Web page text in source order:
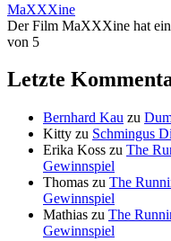
MaXXXine
Der Film MaXXXine hat
von 5
Letzte
Bernhard Kau zu
Kitty zu Schmingus
Erika Koss zu The
Gewinnspiel
Thomas zu The
Gewinnspiel
Mathias zu The
Gewinnspiel